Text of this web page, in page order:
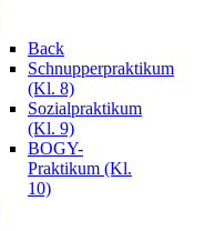
Back
Schnupperpraktikum
(Kl. 8)
Sozialpraktikum
(Kl. 9)
BOGY-
Praktikum (Kl.
10)